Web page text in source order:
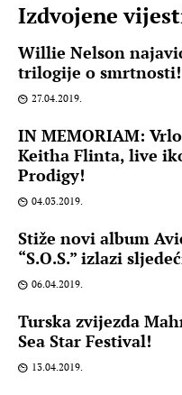
Izdvojene
Willie Nelson
trilogije o smrtnosti!
27.04.2019.
IN MEMORIAM:
Keitha Flinta, live
Prodigy!
04.03.2019.
Stiže novi album
“S.O.S.” izlazi
06.04.2019.
Turska zvijezda
Sea Star Festival!
13.04.2019.